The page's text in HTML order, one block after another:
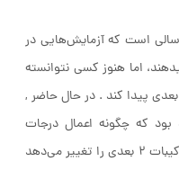
سالی است که آزمایش‌هایی در
اما هنوز کسی نتوانسته
است راهی برای انجام این کار با مواد ۲ بعدی پیدا کند . در حال حاضر ,
بود که چگونه اعمال درجات
مختلف فشار، خواص طیف وسیعی از ترکیبات ۲ بعدی را تغییر می‌دهد